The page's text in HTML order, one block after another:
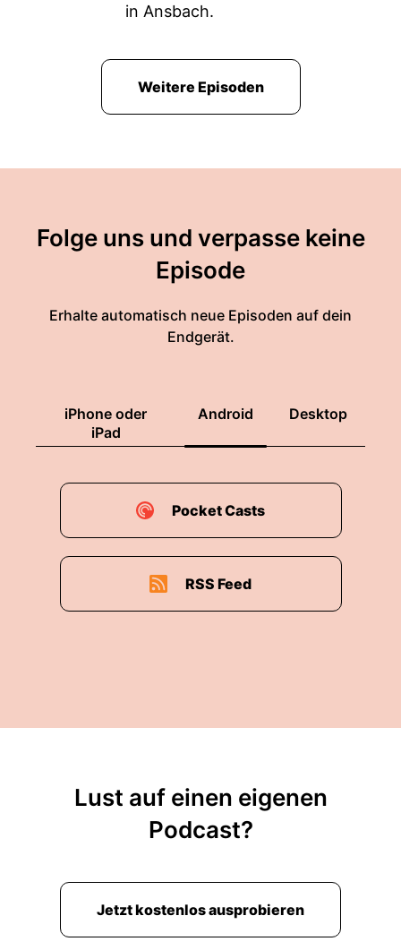
in Ansbach.
Weitere Episoden
Folge uns und verpasse keine
Episode
Erhalte automatisch neue Episoden auf dein
Endgerät.
iPhone oder
iPad
Android Desktop
Pocket Casts
RSS Feed
Lust auf einen eigenen
Podcast?
Jetzt kostenlos ausprobieren